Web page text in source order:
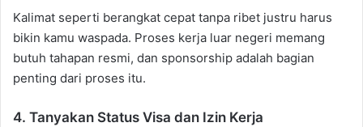
Kalimat seperti berangkat cepat tanpa ribet justru harus
bikin kamu waspada. Proses kerja luar negeri memang
butuh tahapan resmi, dan sponsorship adalah bagian
penting dari proses itu.
4. Tanyakan Status Visa dan Izin Kerja